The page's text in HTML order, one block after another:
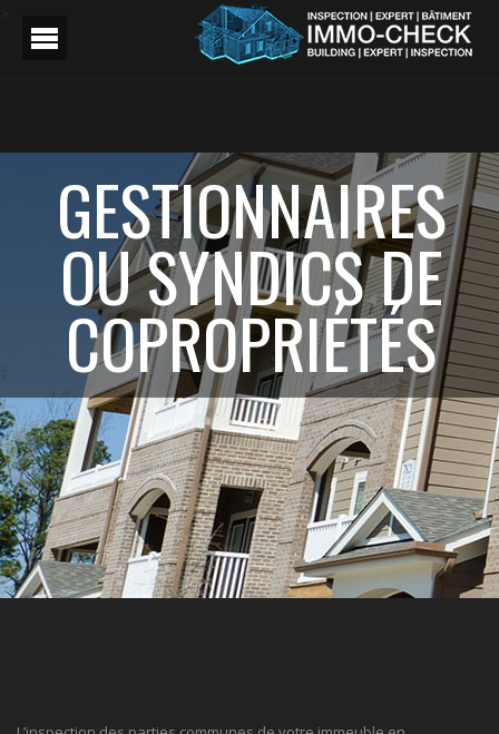
GESTIONNAIRES
OU SYNDICS DE
COPROPRIÉTÉS